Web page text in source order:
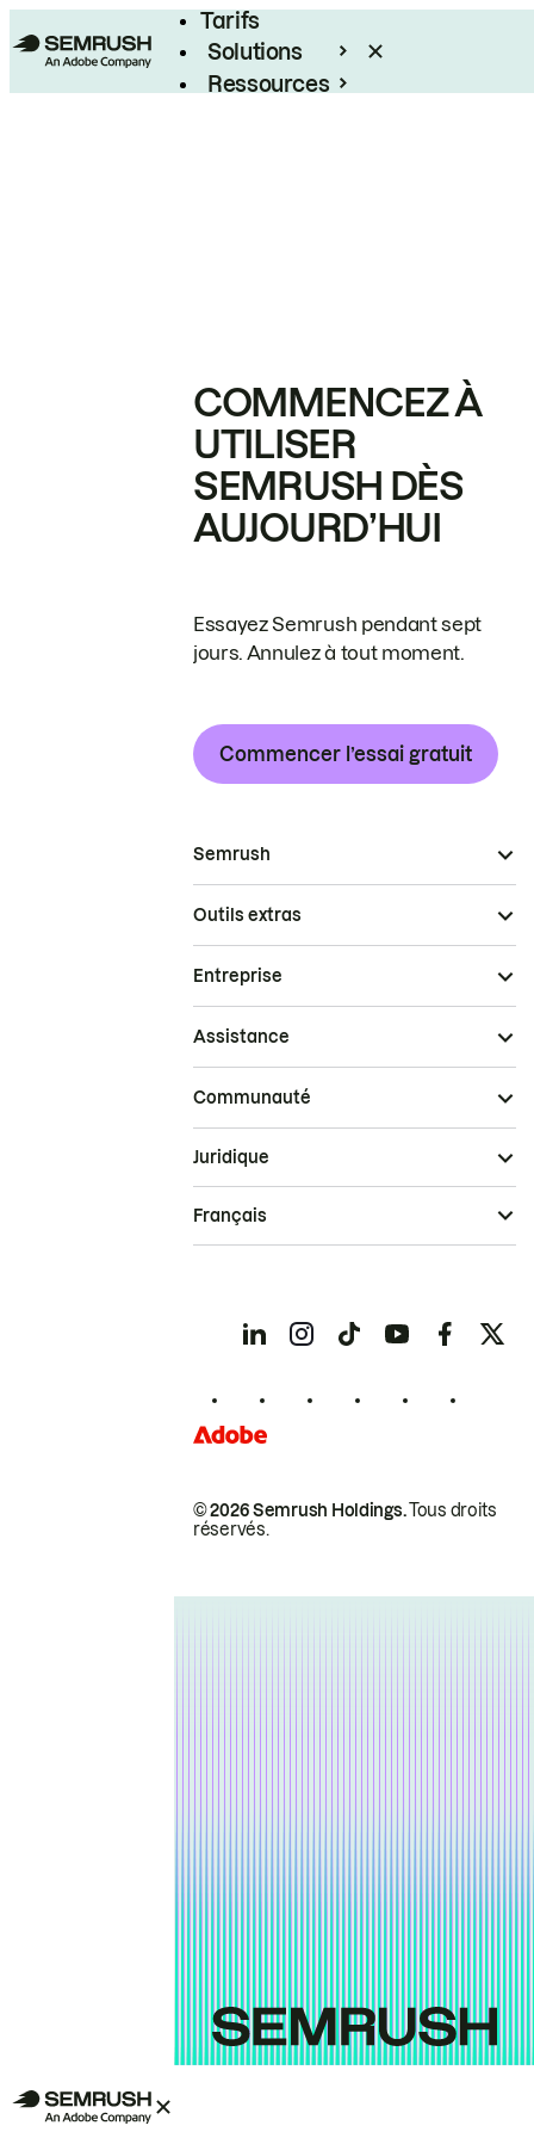
Tarifs
Solutions
Ressources
COMMENCEZ À
UTILISER
SEMRUSH DÈS
AUJOURD’HUI
Essayez Semrush pendant sept
jours. Annulez à tout moment.
Commencer l’essai gratuit
Semrush
Outils extras
Entreprise
Assistance
Communauté
© 2026 Semrush Holdings.Tous droits
réservés.
Juridique
Français